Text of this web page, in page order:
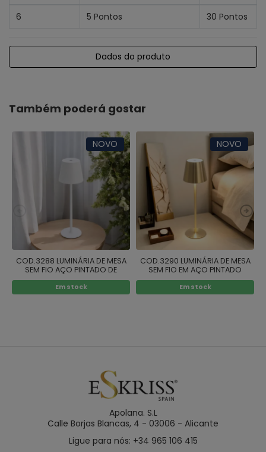
6
5 Pontos 30 Pontos
Dados do produto
Também poderá gostar
NOVO
COD.3288 LUMINÁRIA DE MESA
SEM FIO AÇO PINTADO DE
BRANCO 229LM
Em stock
NOVO
COD.3290 LUMINÁRIA DE MESA
SEM FIO EM AÇO PINTADO
DOURADO 229LM
Em stock
Apolana. S.L
Calle Borjas Blancas, 4 - 03006 - Alicante
Ligue para nós: +34 965 106 415